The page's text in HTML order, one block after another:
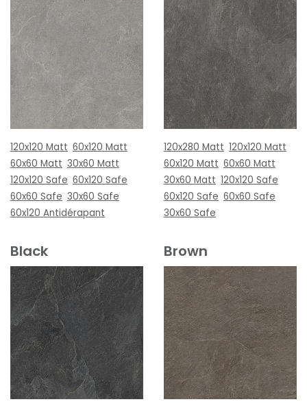
120x120 Matt 60x120 Matt
60x60 Matt 30x60 Matt
120x120 Safe 60x120 Safe
60x60 Safe 30x60 Safe
60x120 Antidérapant
120x280 Matt 120x120 Matt
60x120 Matt 60x60 Matt
30x60 Matt 120x120 Safe
60x120 Safe 60x60 Safe
30x60 Safe
Black Brown